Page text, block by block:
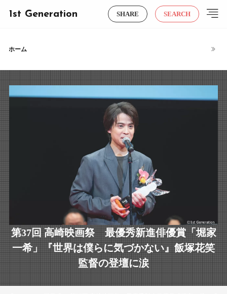
1st Generation SHARE SEARCH
ホーム
第37回 高崎映画祭 最優秀新進俳優賞「堀家
一希」『世界は僕らに気づかない』飯塚花笑
監督の登壇に涙